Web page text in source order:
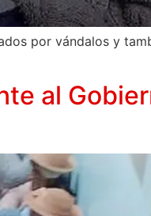
por vándalos y
al